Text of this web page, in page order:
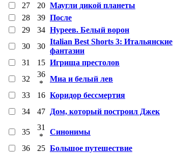
27
20 Маугли дикой планеты
28
39 После
29
34 Нуреев. Белый ворон
30
30
Italian Best Shorts 3: Итальянские
фантазии
31
15 Игрища престолов
32
36
*
Миа и белый лев
33
16 Коридор бессмертия
34
47 Дом, который построил Джек
35
31
*
Синонимы
36
25 Большое путешествие